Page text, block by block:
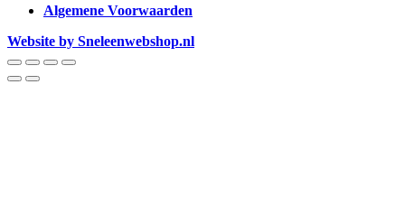
Algemene Voorwaarden
Website by Sneleenwebshop.nl